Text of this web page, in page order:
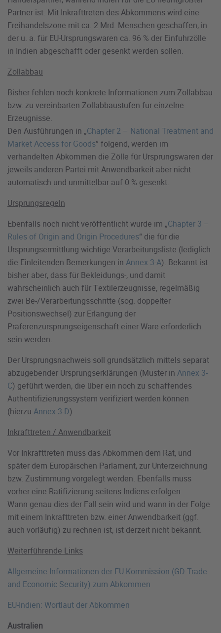
Partner ist. Mit Inkrafttreten des Abkommens wird eine
Freihandelszone mit ca. 2 Mrd. Menschen geschaffen, in
der u. a. für EU-Ursprungswaren ca. 96 % der Einfuhrzölle
in Indien abgeschafft oder gesenkt werden sollen.
Zollabbau
Bisher fehlen noch konkrete Informationen zum Zollabbau
bzw. zu vereinbarten Zollabbaustufen für einzelne
Erzeugnisse.
Den Ausführungen in „Chapter 2 – National Treatment and
Market Access for Goods” folgend, werden im
verhandelten Abkommen die Zölle für Ursprungswaren der
jeweils anderen Partei mit Anwendbarkeit aber nicht
automatisch und unmittelbar auf 0 % gesenkt.
Ursprungsregeln
Ebenfalls noch nicht veröffentlicht wurde im „Chapter 3 –
Rules of Origin and Origin Procedures“ die für die
Ursprungsermittlung wichtige Verarbeitungsliste (lediglich
die Einleitenden Bemerkungen in Annex 3-A). Bekannt ist
bisher aber, dass für Bekleidungs-, und damit
wahrscheinlich auch für Textilerzeugnisse, regelmäßig
zwei Be-/Verarbeitungsschritte (sog. doppelter
Positionswechsel) zur Erlangung der
Präferenzursprungseigenschaft einer Ware erforderlich
sein werden.
Der Ursprungsnachweis soll grundsätzlich mittels separat
abzugebender Ursprungserklärungen (Muster in Annex 3-
C) geführt werden, die über ein noch zu schaffendes
Authentifizierungssystem verifiziert werden können
(hierzu Annex 3-D).
Inkrafttreten / Anwendbarkeit
Vor Inkrafttreten muss das Abkommen dem Rat, und
später dem Europäischen Parlament, zur Unterzeichnung
bzw. Zustimmung vorgelegt werden. Ebenfalls muss
vorher eine Ratifizierung seitens Indiens erfolgen.
Wann genau dies der Fall sein wird und wann in der Folge
mit einem Inkrafttreten bzw. einer Anwendbarkeit (ggf.
auch vorläufig) zu rechnen ist, ist derzeit nicht bekannt.
Weiterführende Links
Allgemeine Informationen der EU-Kommission (GD Trade
and Economic Security) zum Abkommen
EU-Indien: Wortlaut der Abkommen
Australien